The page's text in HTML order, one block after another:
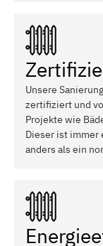
Unsere
zertifiziert und
Projekte wie
Dieser ist immer
anders als ein